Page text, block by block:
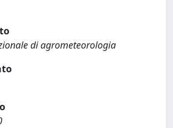
di agrometeorologia